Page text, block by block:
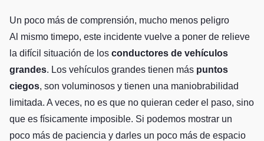
Un poco más de comprensión, mucho menos peligro
Al mismo timepo, este incidente vuelve a poner de relieve
la difícil situación de los conductores de vehículos
grandes. Los vehículos grandes tienen más puntos
ciegos, son voluminosos y tienen una maniobrabilidad
limitada. A veces, no es que no quieran ceder el paso, sino
que es físicamente imposible. Si podemos mostrar un
poco más de paciencia y darles un poco más de espacio